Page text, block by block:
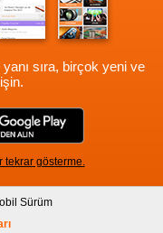
sıra, birçok yeni ve
gösterme.
Sürüm